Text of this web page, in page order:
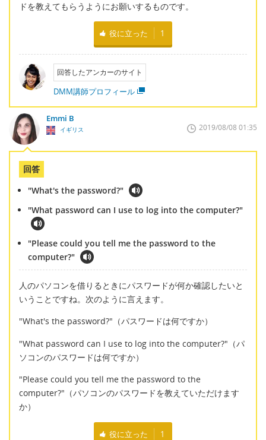
ドを教えてもらうようにお願いするものです。
役に立った 1
回答したアンカーのサイト
DMM講師プロフィール
Emmi B
イギリス 2019/08/08 01:35
回答
"What's the password?"
"What password can I use to log into the computer?"
"Please could you tell me the password to the
computer?"
人のパソコンを借りるときにパスワードが何か確認したいと
いうことですね。次のように言えます。
"What's the password?"（パスワードは何ですか）
"What password can I use to log into the computer?"（パ
ソコンのパスワードは何ですか）
"Please could you tell me the password to the
computer?"（パソコンのパスワードを教えていただけます
か）
役に立った 1